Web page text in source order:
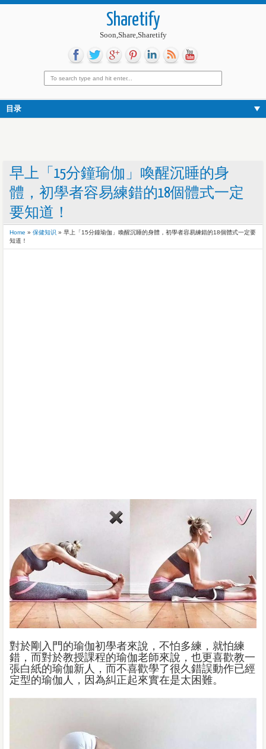
Sharetify
Soon,Share,Sharetify
目录
早上「15分鐘瑜伽」喚醒沉睡的身
體，初學者容易練錯的18個體式一定
要知道！
Home » 保健知识 » 早上「15分鐘瑜伽」喚醒沉睡的身體，初學者容易練錯的18個體式一定要
知道！
對於剛入門的瑜伽初學者來說，不怕多練，就怕練
錯，而對於教授課程的瑜伽老師來說，也更喜歡教一
張白紙的瑜伽新人，而不喜歡學了很久錯誤動作已經
定型的瑜伽人，因為糾正起來實在是太困難。